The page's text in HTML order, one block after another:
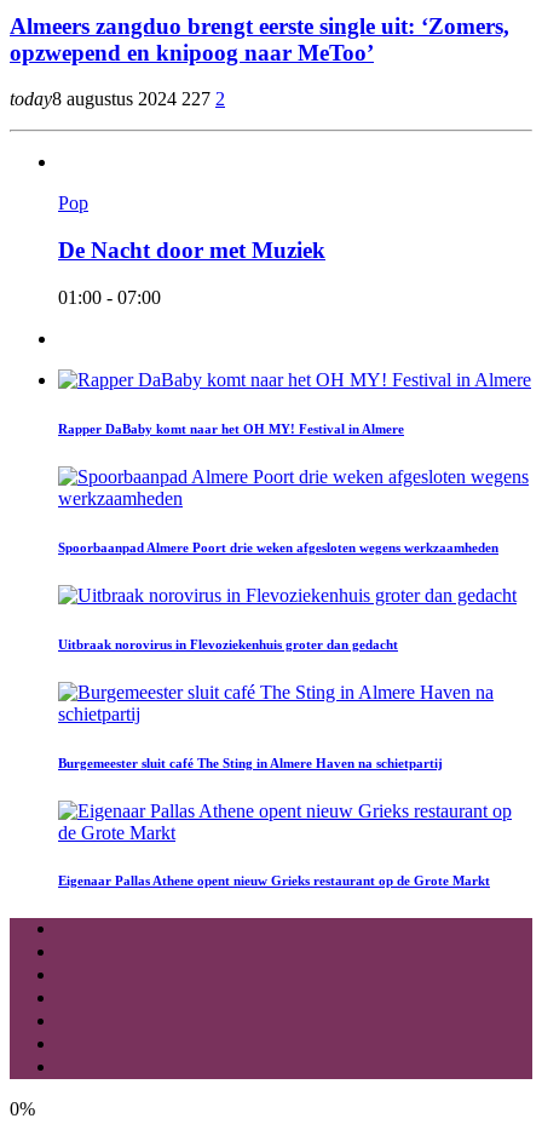
Almeers zangduo brengt eerste single uit: ‘Zomers,
opzwepend en knipoog naar MeToo’
today8 augustus 2024 227 2
Pop
De Nacht door met Muziek
01:00 - 07:00
Rapper DaBaby komt naar het OH MY! Festival in Almere
Spoorbaanpad Almere Poort drie weken afgesloten wegens werkzaamheden
Uitbraak norovirus in Flevoziekenhuis groter dan gedacht
Burgemeester sluit café The Sting in Almere Haven na schietpartij
Eigenaar Pallas Athene opent nieuw Grieks restaurant op de Grote Markt
0%